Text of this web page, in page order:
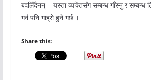
बदलिँदैनन् । यस्ता व्यक्तिसँग सम्बन्ध गाँस्नु र सम्बन्ध
गर्न पनि गाह्रो हुने गर्छ ।
Share this: